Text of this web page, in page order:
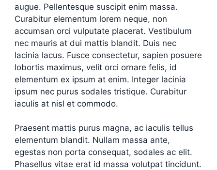
augue. Pellentesque suscipit enim massa.
Curabitur elementum lorem neque, non
accumsan orci vulputate placerat. Vestibulum
nec mauris at dui mattis blandit. Duis nec
lacinia lacus. Fusce consectetur, sapien posuere
lobortis maximus, velit orci ornare felis, id
elementum ex ipsum at enim. Integer lacinia
ipsum nec purus sodales tristique. Curabitur
iaculis at nisl et commodo.
Praesent mattis purus magna, ac iaculis tellus
elementum blandit. Nullam massa ante,
egestas non porta consequat, sodales ac elit.
Phasellus vitae erat id massa volutpat tincidunt.